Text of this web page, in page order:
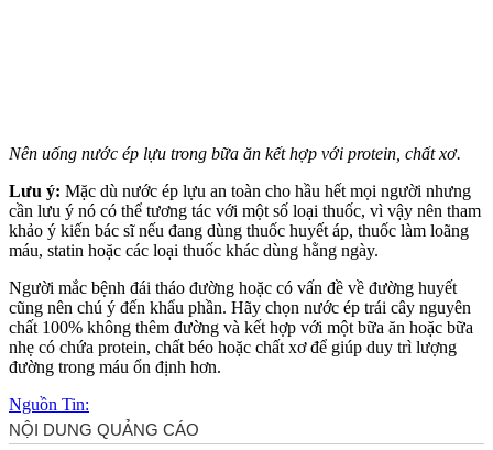
Nên uống nước ép lựu trong bữa ăn kết hợp với protein, chất xơ.
Lưu ý: Mặc dù nước ép lựu an toàn cho hầu hết mọi người nhưng
cần lưu ý nó có thể tương tác với một số loại thuốc, vì vậy nên tham
khảo ý kiến bác sĩ nếu đang dùng thuốc huyết áp, thuốc làm loãng
máu, statin hoặc các loại thuốc khác dùng hằng ngày.
Người mắc bệnh đái tháo đường hoặc có vấn đề về đường huyết
cũng nên chú ý đến khẩu phần. Hãy chọn nước ép trái cây nguyên
chất 100% không thêm đường và kết hợp với một bữa ăn hoặc bữa
nhẹ có chứa protein, chất béo hoặc chất xơ để giúp duy trì lượng
đường trong máu ổn định hơn.
Nguồn Tin: